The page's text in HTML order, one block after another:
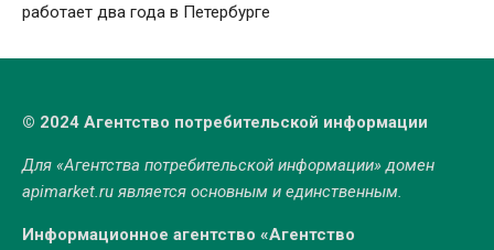
работает два года в Петербурге
© 2024 Агентство потребительской информации
Для «Агентства потребительской информации» домен
apimarket.ruявляется основным и единственным.
Информационное агентство «Агентство